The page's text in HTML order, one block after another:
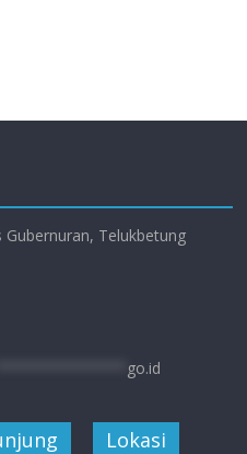
Gubernuran, Telukbetung
go.id
Lokasi